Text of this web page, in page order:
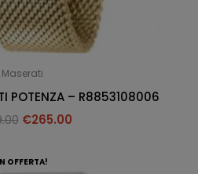
Maserati
POTENZA – R8853108006
€265.00
OFFERTA!